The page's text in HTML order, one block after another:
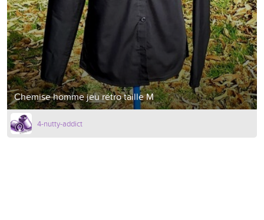
Chemise homme jeu rétro taille M
4-nutty-addict